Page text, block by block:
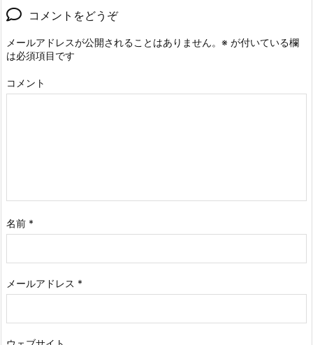
コメントをどうぞ
メールアドレスが公開されることはありません。 ※ が付いている欄
は必須項目です
コメント
名前 *
メールアドレス *